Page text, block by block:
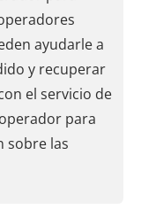
ayudarle a
y recuperar
el servicio de
para
sobre las